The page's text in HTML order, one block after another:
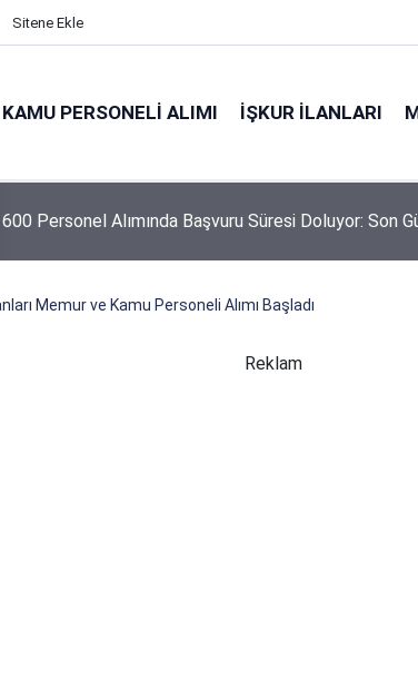
Sitene Ekle
KAMU PERSONELI ALIMI İŞKUR İLANLARI
Personel Alımında Başvuru Süresi Doluyor: Son
Memur ve Kamu Personeli Alımı Başladı
Reklam